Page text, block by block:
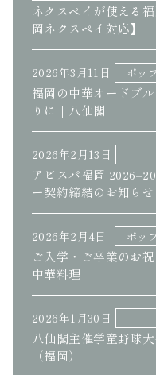
ネクスペイが使える
岡ネクスペイ対応】
2026年3月11日 ポッ
福岡の中華オードブ
りに｜八仙閣
2026年2月13日
アビスパ福岡
ー契約締結のお知らせ
2026年2月4日 ポッ
ご入学・ご卒業のお
中華料理
2026年1月30日
八仙閣主催学童野球
（福岡）